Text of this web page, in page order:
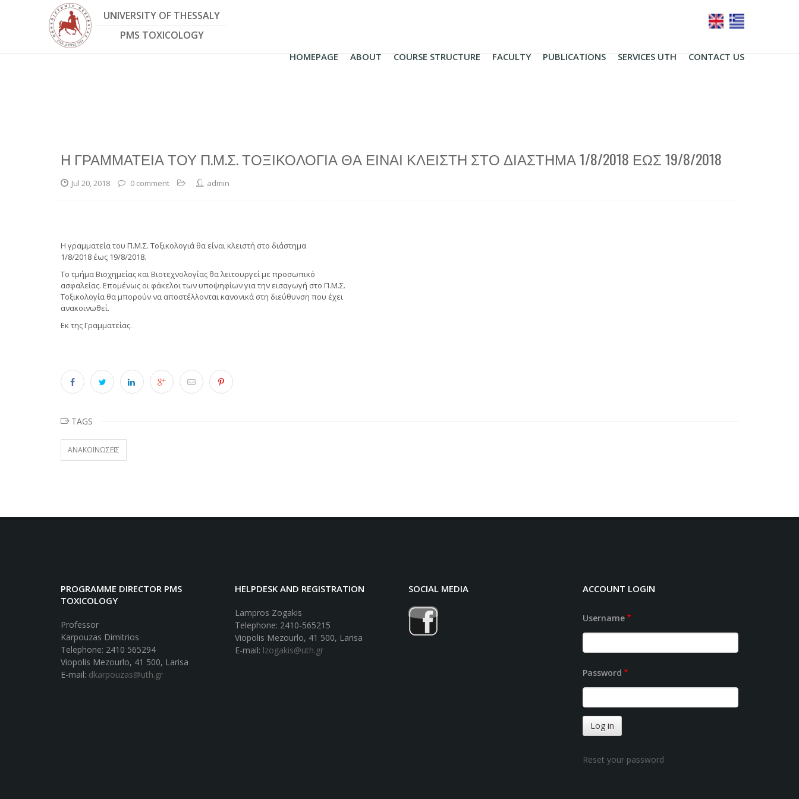
UNIVERSITY OF THESSALY
PMS TOXICOLOGY
HOMEPAGE ABOUT COURSE STRUCTURE FACULTY PUBLICATIONS SERVICES UTH CONTACT US
Η ΓΡΑΜΜΑΤΕΊΑ ΤΟΥ Π.Μ.Σ. ΤΟΞΙΚΟΛΟΓΙΆ ΘΑ ΕΊΝΑΙ ΚΛΕΙΣΤΉ ΣΤΟ ΔΙΆΣΤΗΜΑ 1/8/2018 ΈΩΣ 19/8/2018
Jul 20, 2018 0 comment admin
Η γραμματεία του Π.Μ.Σ. Τοξικολογιά θα είναι κλειστή στο διάστημα
1/8/2018 έως 19/8/2018.
Το τμήμα Βιοχημείας και Βιοτεχνολογίας θα λειτουργεί με προσωπικό
ασφαλείας. Επομένως οι φάκελοι των υποψηφίων για την εισαγωγή στο Π.Μ.Σ.
Τοξικολογία θα μπορούν να αποστέλλονται κανονικά στη διεύθυνση που έχει
ανακοινωθεί.
Εκ της Γραμματείας.
TAGS
ΑΝΑΚΟΙΝΏΣΕΙΣ
PROGRAMME DIRECTOR PMS
TOXICOLOGY
Professor
Karpouzas Dimitrios
Telephone: 2410 565294
Viopolis Mezourlo, 41 500, Larisa
E-mail: dkarpouzas@uth.gr
HELPDESK AND REGISTRATION
Lampros Zogakis
Telephone: 2410-565215
Viopolis Mezourlo, 41 500, Larisa
E-mail: lzogakis@uth.gr
SOCIAL MEDIA ACCOUNT LOGIN
Username
Password
Reset your password